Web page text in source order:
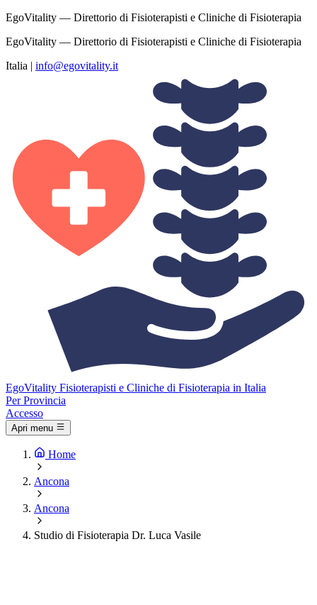
EgoVitality — Direttorio di Fisioterapisti e Cliniche di Fisioterapia
EgoVitality — Direttorio di Fisioterapisti e Cliniche di Fisioterapia
Italia | info@egovitality.it
EgoVitality Fisioterapisti e Cliniche di Fisioterapia in Italia
Per Provincia
Accesso
Apri menu
Home
Ancona
Ancona
Studio di Fisioterapia Dr. Luca Vasile